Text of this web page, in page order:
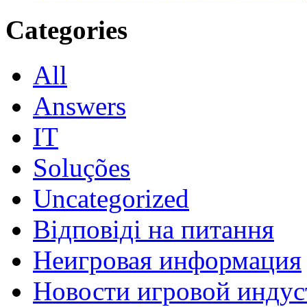
Categories
All
Answers
IT
Soluções
Uncategorized
Відповіді на питання
Неигровая информация
Новости игровой